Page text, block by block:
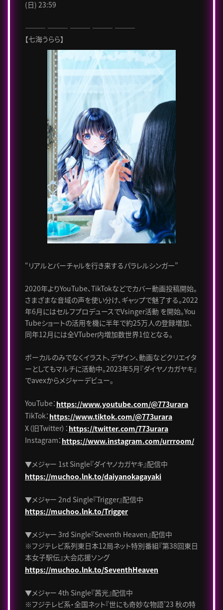
(日) 23:59
――― ――― ――― ――― ―――
【七海うらら】
“リアルとバーチャルを行き来するパラレルシンガー”
2020年よりYouTube、TikTokなどでカバー動画投稿開始。
さまざまな音域の声を使い分け、ギャップで魅了する。2022
年6月にはセルフプロデュースでVsinger活動 を開始。You
Tubeショートの活用を機に半年で約25万人の登録増加、
同年12月には全VTuber内増加数世界1位となる。
ボーカルのみでなくイラスト、デザイン、動画などクリエイタ
ーとしてもマルチに活動中。2023年5月『ダイヤノカガヤキ』
でavexからメジャーデビュー。
YouTube： https://www.youtube.com/@773urara
TikTok： https://www.tiktok.com/@773urara
X（旧Twitter）： https://twitter.com/773urara
Instagram： https://www.instagram.com/urrroom/
▼メジャー 1st Single『ダイヤノカガヤキ』配信中
https://muchoo.lnk.to/daiyanokagayaki
▼メジャー 2nd Single『Trigger』配信中
https://muchoo.lnk.to/Trigger
▼メジャー 3rd Single『Seventh Heaven』配信中
※フジテレビ系列東日本12局ネット特別番組『第38回東日
本女子駅伝』大会応援ソング
https://muchoo.lnk.to/SeventhHeaven
▼メジャー 4th Single『茜光』配信中
※フジテレビ系・全国ネット『世にも奇妙な物語’23 秋の特